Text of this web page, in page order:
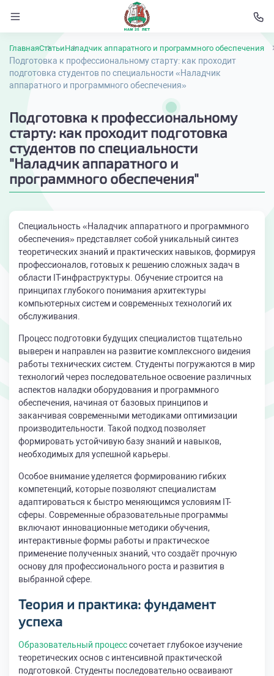
ГлавнаяСтатьиНаладчик аппаратного и программного обеспечения
Подготовка к профессиональному старту: как проходит
подготовка студентов по специальности «Наладчик
аппаратного и программного обеспечения»
Подготовка к профессиональному
старту: как проходит подготовка
студентов по специальности
"Наладчик аппаратного и
программного обеспечения"
Специальность «Наладчик аппаратного и программного
обеспечения» представляет собой уникальный синтез
теоретических знаний и практических навыков, формируя
профессионалов, готовых к решению сложных задач в
области IT-инфраструктуры. Обучение строится на
принципах глубокого понимания архитектуры
компьютерных систем и современных технологий их
обслуживания.
Процесс подготовки будущих специалистов тщательно
выверен и направлен на развитие комплексного видения
работы технических систем. Студенты погружаются в мир
технологий через последовательное освоение различных
аспектов наладки оборудования и программного
обеспечения, начиная от базовых принципов и
заканчивая современными методиками оптимизации
производительности. Такой подход позволяет
формировать устойчивую базу знаний и навыков,
необходимых для успешной карьеры.
Особое внимание уделяется формированию гибких
компетенций, которые позволяют специалистам
адаптироваться к быстро меняющимся условиям IT-
сферы. Современные образовательные программы
включают инновационные методики обучения,
интерактивные формы работы и практическое
применение полученных знаний, что создаёт прочную
основу для профессионального роста и развития в
выбранной сфере.
Теория и практика: фундамент
успеха
Образовательный процесссочетает глубокое изучение
теоретических основ с интенсивной практической
подготовкой. Студенты последовательно осваивают